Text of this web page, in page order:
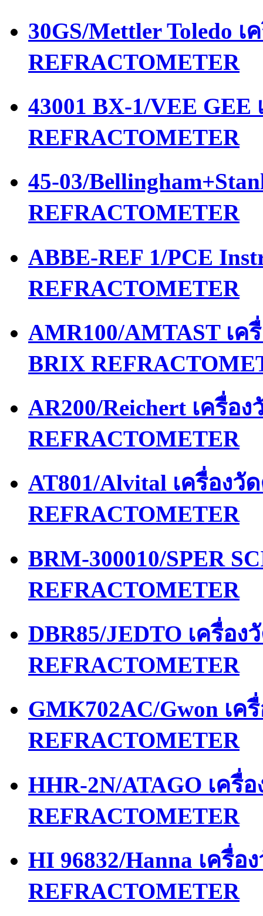
30GS/Mettler Toledo
REFRACTOMETER
43001 BX-1/VEE
REFRACTOMETER
45-03/
REFRACTOMETER
ABBE-REF 1/PCE
REFRACTOMETER
AMR100/AMTAST เ
BRIX
AR200/Reichert เครื่อ
REFRACTOMETER
AT801/Alvital เครื่องวั
REFRACTOMETER
BRM-300010/SPER
REFRACTOMETER
DBR85/JEDTO เครื่อ
REFRACTOMETER
GMK702AC/Gwon เ
REFRACTOMETER
HHR-2N/ATAGO เครื่
REFRACTOMETER
HI 96832/Hanna เครื่
REFRACTOMETER